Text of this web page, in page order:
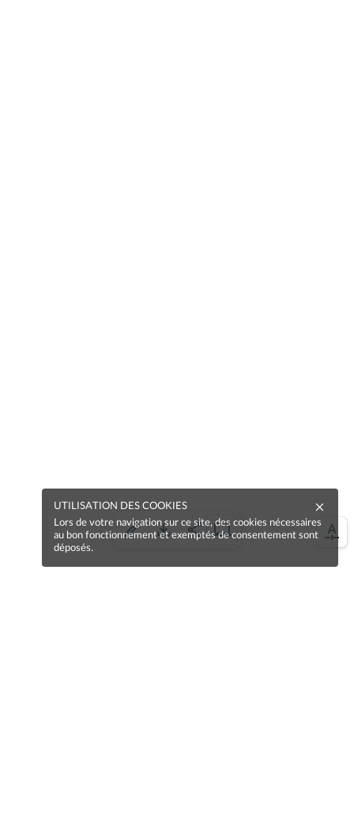
UTILISATION DES COOKIES
Lors de votre navigation sur ce site, des cookies nécessaires
au bon fonctionnement et exemptés de consentement sont
déposés.